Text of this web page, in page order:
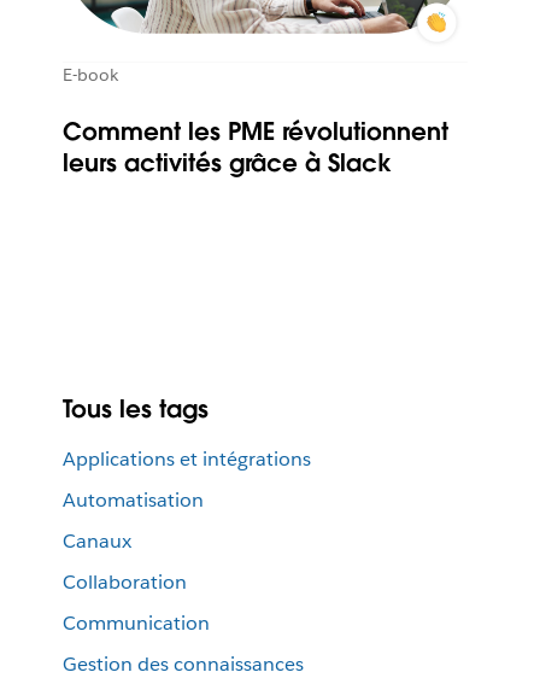
E-book
Comment les PME révolutionnent
leurs activités grâce à Slack
Tous les tags
Applications et intégrations
Automatisation
Canaux
Collaboration
Communication
Gestion des connaissances